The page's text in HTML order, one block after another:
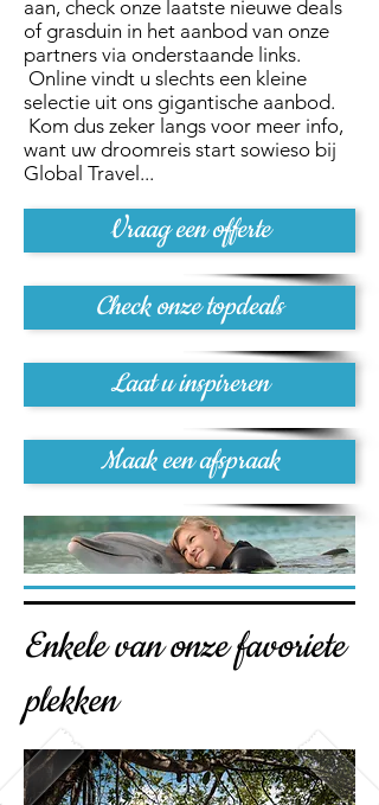
aan, check onze laatste nieuwe deals
of grasduin in het aanbod van onze
partners via onderstaande links.
Online vindt u slechts een kleine
selectie uit ons gigantische aanbod.
Kom dus zeker langs voor meer info,
want uw droomreis start sowieso bij
Global Travel...
Vraag een offerte
Check onze topdeals
Laat u inspireren
Maak een afspraak
Enkele van onze favoriete
plekken